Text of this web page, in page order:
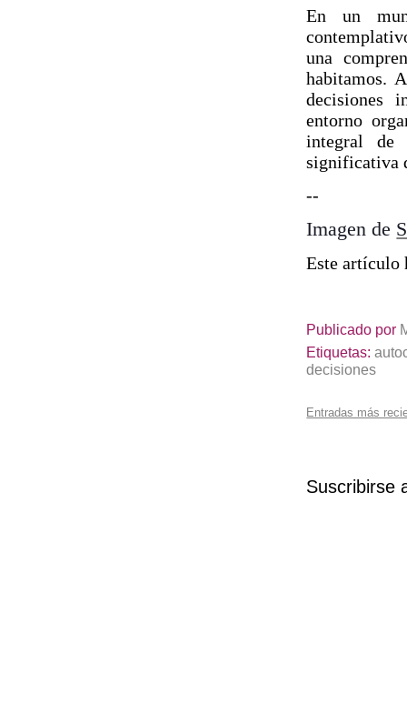
En un
una
habitamos.
decisiones
entorno
integral de
significativa
--
Imagen de
Este artículo
Publicado por
Etiquetas:
decisiones
Entradas más
Suscribirse